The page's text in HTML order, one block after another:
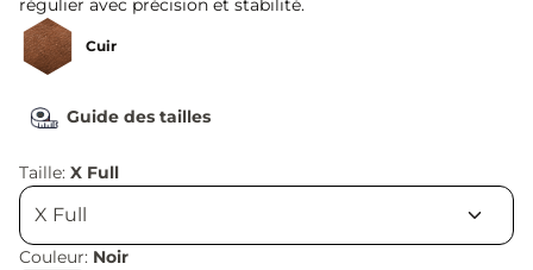
régulier avec précision et stabilité.
Cuir
Guide des tailles
Taille: X Full
Couleur: Noir